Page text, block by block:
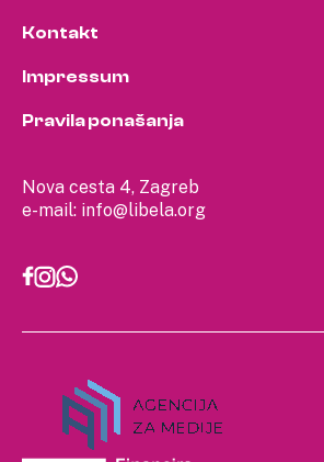
Nova cesta 4, Zagreb
e-mail: info@libela.org
Kontakt
Impressum
Pravila ponašanja